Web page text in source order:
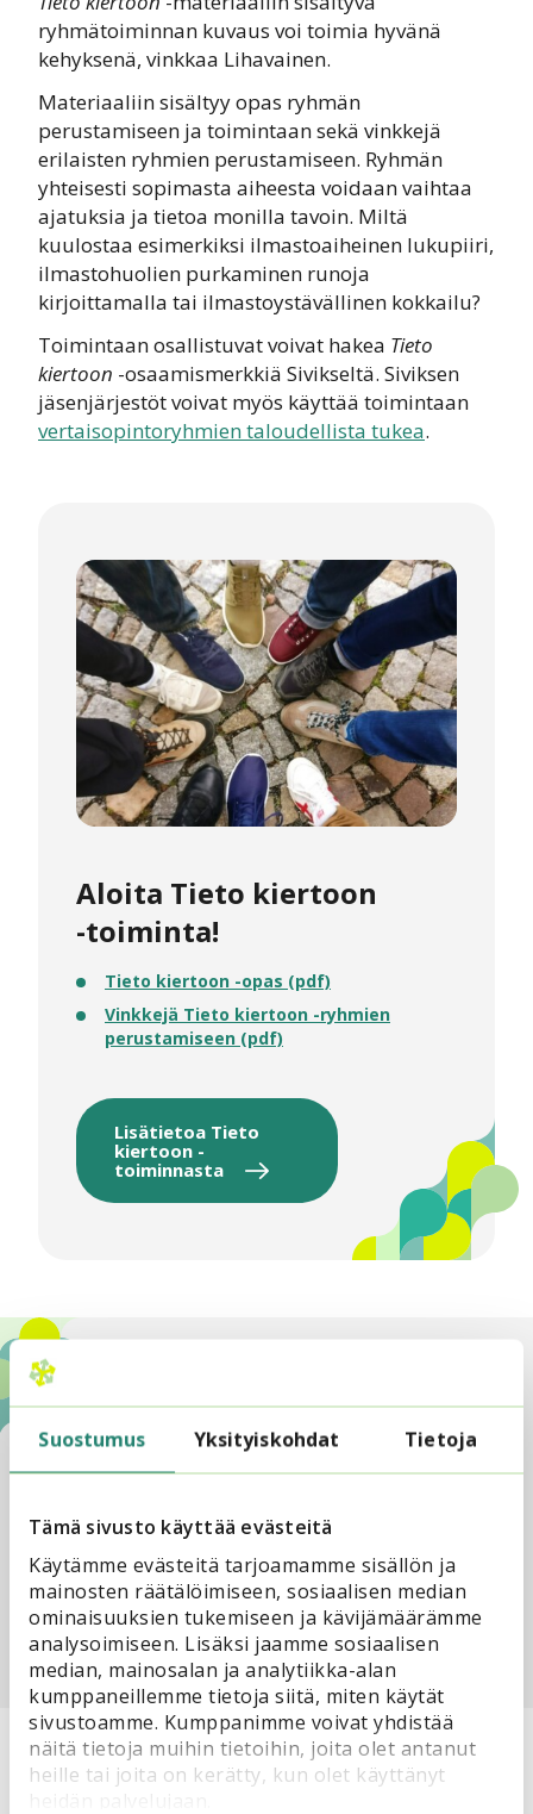
Suostumus Yksityiskohdat Tietoja
Tämä sivusto käyttää evästeitä
Käytämme evästeitä tarjoamamme sisällön ja
mainosten räätälöimiseen, sosiaalisen median
ominaisuuksien tukemiseen ja kävijämäärämme
analysoimiseen. Lisäksi jaamme sosiaalisen
median, mainosalan ja analytiikka-alan
kumppaneillemme tietoja siitä, miten käytät
sivustoamme. Kumppanimme voivat yhdistää
näitä tietoja muihin tietoihin, joita olet antanut
heille tai joita on kerätty, kun olet käyttänyt
ryhmätoiminnan kuvaus voi toimia hyvänä
kehyksenä, vinkkaa Lihavainen.
Materiaaliin sisältyy opas ryhmän
perustamiseen ja toimintaan sekä vinkkejä
erilaisten ryhmien perustamiseen. Ryhmän
yhteisesti sopimasta aiheesta voidaan vaihtaa
ajatuksia ja tietoa monilla tavoin. Miltä
kuulostaa esimerkiksi ilmastoaiheinen lukupiiri,
ilmastohuolien purkaminen runoja
kirjoittamalla tai ilmastoystävällinen kokkailu?
Toimintaan osallistuvat voivat hakea Tieto
kiertoon -osaamismerkkiä Sivikseltä. Siviksen
jäsenjärjestöt voivat myös käyttää toimintaan
vertaisopintoryhmien taloudellista tukea.
Aloita Tieto kiertoon
-toiminta!
Tieto kiertoon -opas (pdf)
Vinkkejä Tieto kiertoon -ryhmien
perustamiseen (pdf)
Lisätietoa Tieto
kiertoon -
toiminnasta
Sivis
lea.lihavainen@opintokesku
ssivis.fi
Lue myös